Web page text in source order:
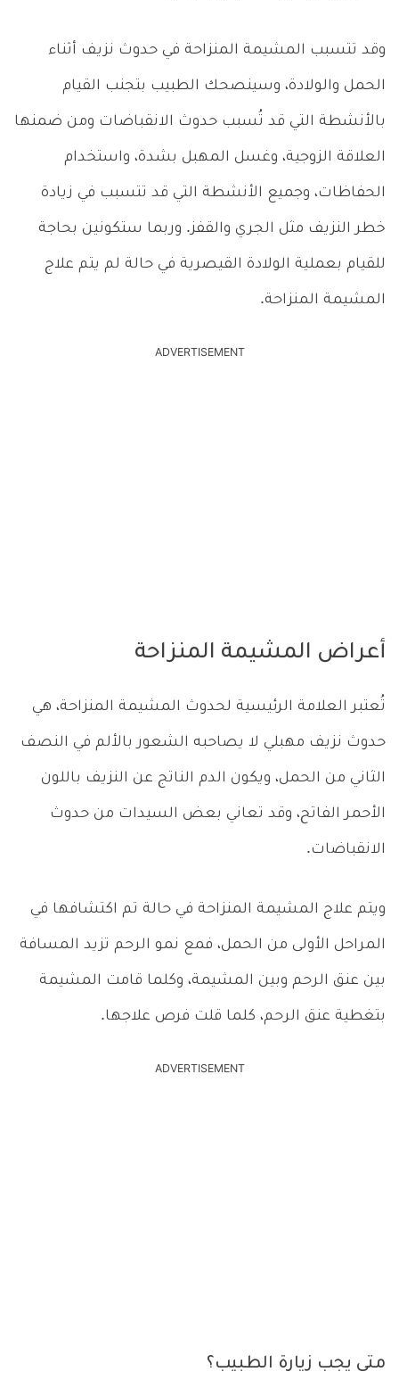
وقد تتسبب المشيمة المنزاحة في حدوث نزيف أثناء
الحمل والولادة، وسينصحك الطبيب بتجنب القيام
بالأنشطة التي قد تُسبب حدوث الانقباضات ومن ضمنها
العلاقة الزوجية، وغسل المهبل بشدة، واستخدام
الحفاظات، وجميع الأنشطة التي قد تتسبب في زيادة
خطر النزيف مثل الجري والقفز. وربما ستكونين بحاجة
للقيام بعملية الولادة القيصرية في حالة لم يتم علاج
المشيمة المنزاحة.
ADVERTISEMENT
أعراض المشيمة المنزاحة
تُعتبر العلامة الرئيسية لحدوث المشيمة المنزاحة، هي
حدوث نزيف مهبلي لا يصاحبه الشعور بالألم في النصف
الثاني من الحمل، ويكون الدم الناتج عن النزيف باللون
الأحمر الفاتح، وقد تعاني بعض السيدات من حدوث
الانقباضات.
ويتم علاج المشيمة المنزاحة في حالة تم اكتشافها في
المراحل الأولى من الحمل، فمع نمو الرحم تزيد المسافة
بين عنق الرحم وبين المشيمة، وكلما قامت المشيمة
بتغطية عنق الرحم، كلما قلت فرص علاجها.
ADVERTISEMENT
متى يجب زيارة الطبيب؟